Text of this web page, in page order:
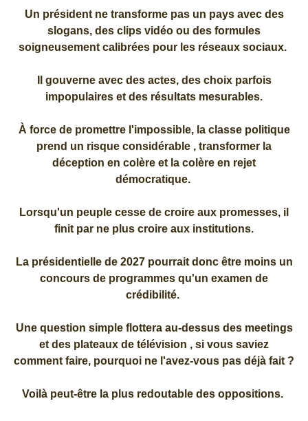
Un président ne transforme pas un pays avec des
slogans, des clips vidéo ou des formules
soigneusement calibrées pour les réseaux sociaux.
Il gouverne avec des actes, des choix parfois
impopulaires et des résultats mesurables.
À force de promettre l'impossible, la classe politique
prend un risque considérable , transformer la
déception en colère et la colère en rejet
démocratique.
Lorsqu'un peuple cesse de croire aux promesses, il
finit par ne plus croire aux institutions.
La présidentielle de 2027 pourrait donc être moins un
concours de programmes qu'un examen de
crédibilité.
Une question simple flottera au-dessus des meetings
et des plateaux de télévision , si vous saviez
comment faire, pourquoi ne l'avez-vous pas déjà fait ?
Voilà peut-être la plus redoutable des oppositions.